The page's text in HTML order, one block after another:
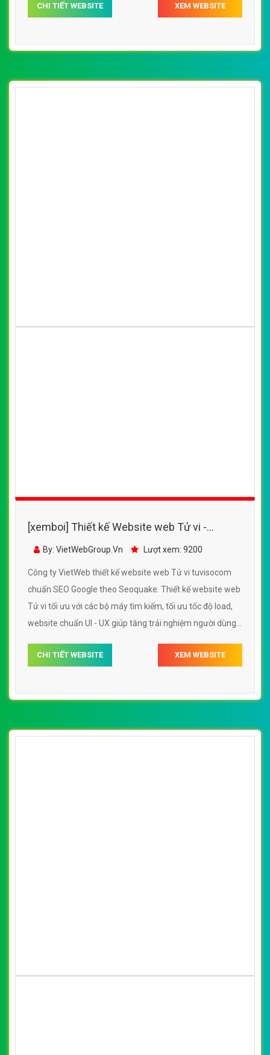
CHI TIẾT WEBSITE XEM WEBSITE
[xemboi] Thiết kế Website web Tử vi -
tuvisocom
By: VietWebGroup.Vn Lượt xem: 9200
Công ty VietWeb thiết kế website web Tử vi tuvisocom
chuẩn SEO Google theo Seoquake. Thiết kế website web
Tử vi tối ưu với các bộ máy tìm kiếm, tối ưu tốc độ load,
website chuẩn UI - UX giúp tăng trải nghiệm người dùng
CHI TIẾT WEBSITE XEM WEBSITE